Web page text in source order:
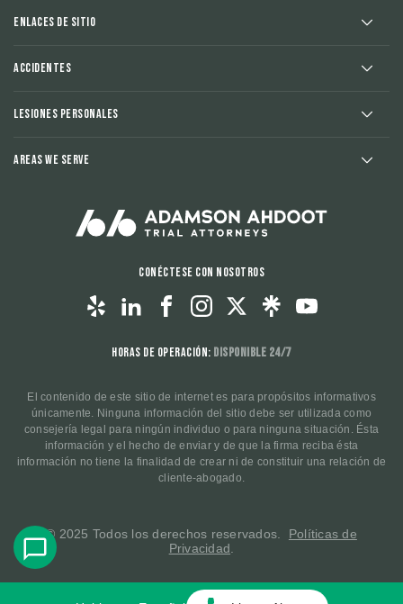
Enlaces de sitio
Accidentes
Lesiones Personales
Areas We Serve
Conéctese con nosotros
Horas de operación: Disponible 24/7
El contenido de este sitio de internet es para propósitos informativos
únicamente. Ninguna información del sitio debe ser utilizada como
consejería legal para ningún individuo o para ninguna situación. Ésta
información y el hecho de enviar y de que la firma reciba ésta
información no tiene la finalidad de crear ni de constituir una relación de
cliente-abogado.
© 2025 Todos los derechos reservados. Políticas de
Privacidad